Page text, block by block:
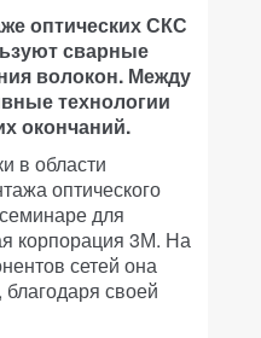
оптических СКС
сварные
волокон. Между
технологии
окончаний.
в области
оптического
для
корпорация 3М. На
сетей она
своей